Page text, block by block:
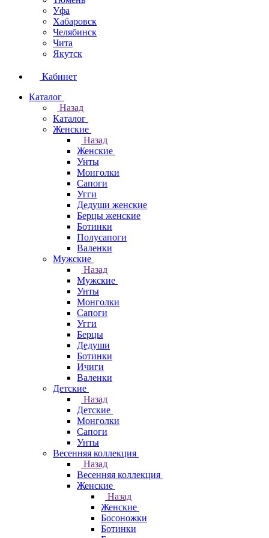
Уфа
Хабаровск
Челябинск
Чита
Якутск
Кабинет
Каталог
Назад
Каталог
Женские
Назад
Женские
Унты
Монголки
Сапоги
Угги
Дедуши женские
Берцы женские
Ботинки
Полусапоги
Валенки
Мужские
Назад
Мужские
Унты
Монголки
Сапоги
Угги
Берцы
Дедуши
Ботинки
Ичиги
Валенки
Детские
Назад
Детские
Монголки
Сапоги
Унты
Весенняя коллекция
Назад
Весенняя коллекция
Женские
Назад
Женские
Босоножки
Ботинки